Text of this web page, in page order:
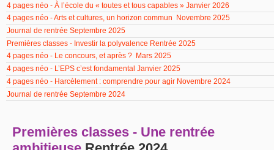
4 pages néo - À l’école du « toutes et tous capables » Janvier 2026
4 pages néo - Arts et cultures, un horizon commun Novembre 2025
Journal de rentrée Septembre 2025
Premières classes - Investir la polyvalence Rentrée 2025
4 pages néo - Le concours, et après ? Mars 2025
4 pages néo - L’EPS c’est fondamental Janvier 2025
4 pages néo - Harcèlement : comprendre pour agir Novembre 2024
Journal de rentrée Septembre 2024
Premières classes - Une rentrée